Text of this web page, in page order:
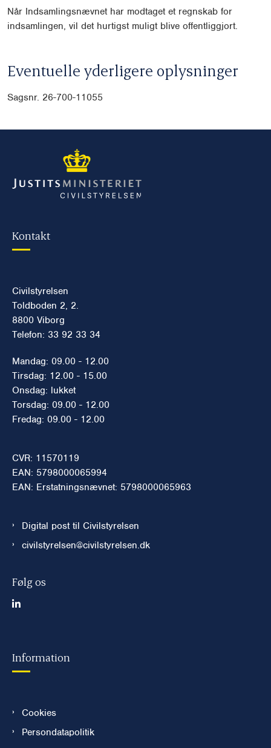
Når Indsamlingsnævnet har modtaget et regnskab for
indsamlingen, vil det hurtigst muligt blive offentliggjort.
Eventuelle yderligere oplysninger
Sagsnr. 26-700-11055
Kontakt
Civilstyrelsen
Toldboden 2, 2.
8800 Viborg
Telefon: 33 92 33 34
Mandag: 09.00 - 12.00
Tirsdag: 12.00 - 15.00
Onsdag: lukket
Torsdag: 09.00 - 12.00
Fredag: 09.00 - 12.00
CVR: 11570119
EAN: 5798000065994
EAN: Erstatningsnævnet: 5798000065963
Digital post til Civilstyrelsen
civilstyrelsen@civilstyrelsen.dk
Følg os
Information
Cookies
Persondatapolitik